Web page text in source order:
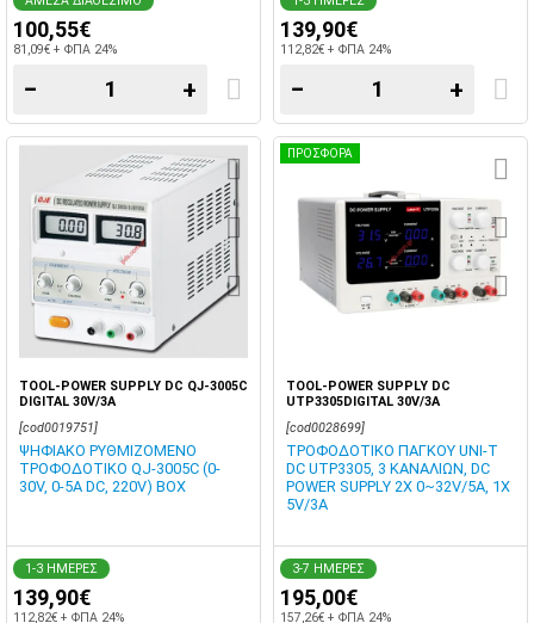
100,55€
81,09€ + ΦΠΑ 24%
− +
139,90€
112,82€ + ΦΠΑ 24%
− +
TOOL-POWER SUPPLY DC QJ-3005C
DIGITAL 30V/3A
[cod0019751]
ΨΗΦΙΑΚΟ ΡΥΘΜΙΖΟΜΕΝΟ
ΤΡΟΦΟΔΟΤΙΚΟ QJ-3005C (0-
30V, 0-5A DC, 220V) BOX
1-3 ΗΜΕΡΕΣ
139,90€
112,82€ + ΦΠΑ 24%
ΠΡΟΣΦΟΡΑ
TOOL-POWER SUPPLY DC
UTP3305DIGITAL 30V/3A
[cod0028699]
ΤΡΟΦΟΔΟΤΙΚΟ ΠΑΓΚΟΥ UNI-T
DC UTP3305, 3 ΚΑΝΑΛΙΩΝ, DC
POWER SUPPLY 2X 0~32V/5A, 1X
5V/3A
3-7 ΗΜΕΡΕΣ
195,00€
157,26€ + ΦΠΑ 24%